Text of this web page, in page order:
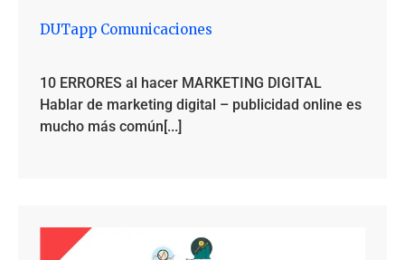
DUTapp Comunicaciones
10 ERRORES al hacer MARKETING DIGITAL
Hablar de marketing digital – publicidad online es
mucho más común[...]